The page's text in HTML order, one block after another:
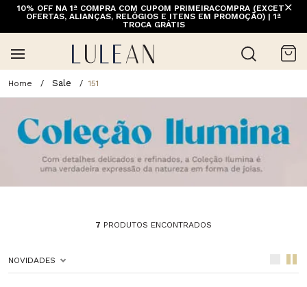
10% OFF NA 1ª COMPRA COM CUPOM PRIMEIRACOMPRA (EXCETO
OFERTAS, ALIANÇAS, RELÓGIOS E ITENS EM PROMOÇÃO) | 1ª
TROCA GRÁTIS
Sale 151
7 PRODUTOS ENCONTRADOS
NOVIDADES